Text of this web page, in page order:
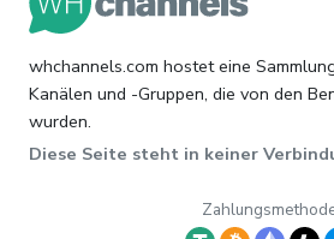
whchannels.com hostet eine
Kanälen und -Gruppen, die von den
wurden.
Diese Seite steht in keiner